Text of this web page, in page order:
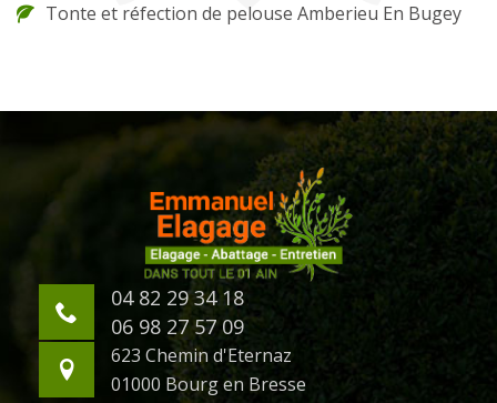
Tonte et réfection de pelouse Amberieu En Bugey
04 82 29 34 18
06 98 27 57 09
623 Chemin d'Eternaz
01000 Bourg en Bresse